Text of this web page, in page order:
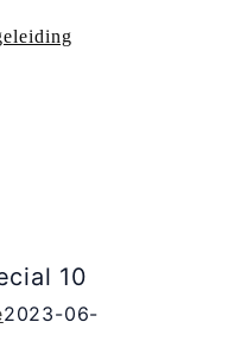
10
2023-06-